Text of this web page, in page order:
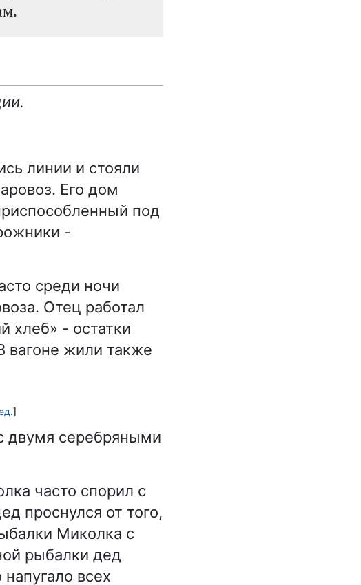
линии и стояли
Его дом
под
-
среди ночи
Отец работал
хлеб» - остатки
вагоне жили также
]
двумя серебряными
часто спорил с
проснулся от того,
Миколка с
рыбалки дед
всех